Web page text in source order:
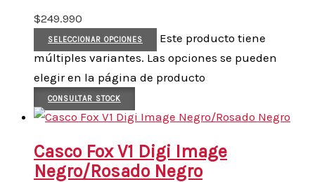
$249.990
SELECCIONAR OPCIONES
Este producto tiene
múltiples variantes. Las opciones se pueden
elegir en la página de producto
CONSULTAR STOCK
Casco Fox V1 Digi Image
Negro/Rosado Negro